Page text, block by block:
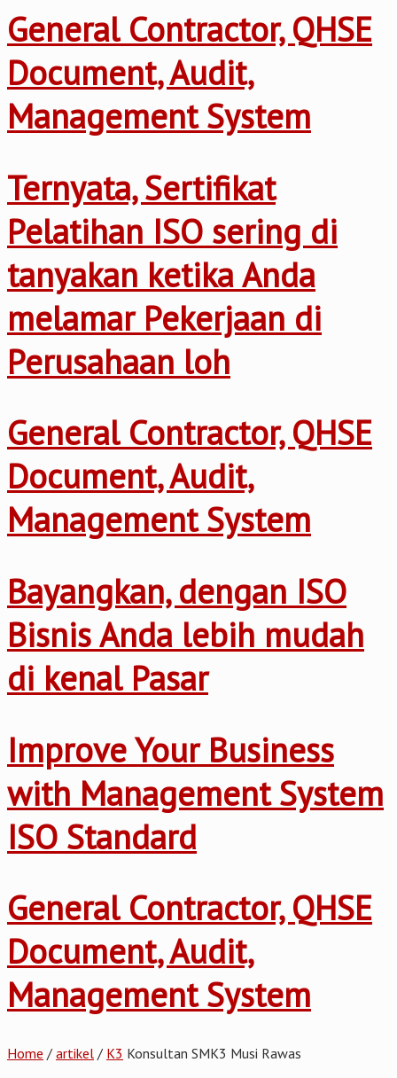
General Contractor, QHSE
Document, Audit,
Management System
Ternyata, Sertifikat
Pelatihan ISO sering di
tanyakan ketika Anda
melamar Pekerjaan di
Perusahaan loh
General Contractor, QHSE
Document, Audit,
Management System
Bayangkan, dengan ISO
Bisnis Anda lebih mudah
di kenal Pasar
Improve Your Business
with Management System
ISO Standard
General Contractor, QHSE
Document, Audit,
Management System
Home / artikel / K3 Konsultan SMK3 Musi Rawas